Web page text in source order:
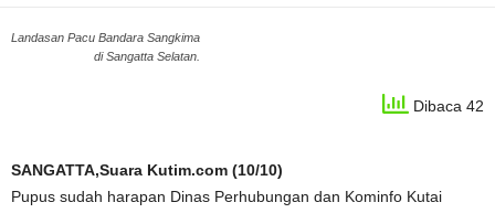
Landasan Pacu Bandara Sangkima
di Sangatta Selatan.
Dibaca 42
SANGATTA,Suara Kutim.com (10/10)
Pupus sudah harapan Dinas Perhubungan dan Kominfo Kutai